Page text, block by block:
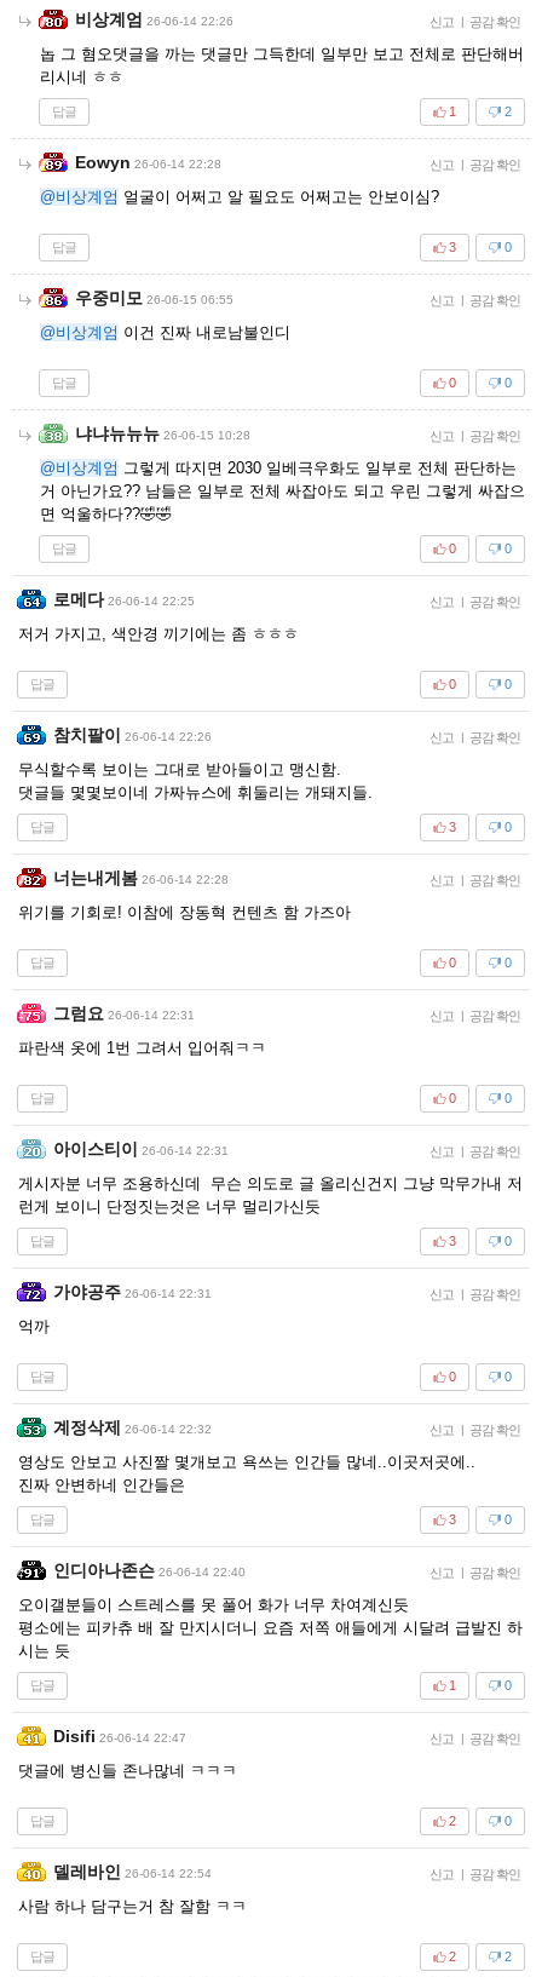
비상계엄 26-06-14 22:26 신고 | 공감 확인
놉 그 혐오댓글을 까는 댓글만 그득한데 일부만 보고 전체로 판단해버
리시네 ㅎㅎ
답글 2
1
Eowyn 26-06-14 22:28 신고 | 공감 확인
@비상계엄 얼굴이 어쩌고 알 필요도 어쩌고는 안보이심?
답글 0
3
우중미모 26-06-15 06:55 신고 | 공감 확인
@비상계엄 이건 진짜 내로남불인디
답글 0
0
냐냐뉴뉴뉴 26-06-15 10:28 신고 | 공감 확인
@비상계엄 그렇게 따지면 2030 일베극우화도 일부로 전체 판단하는
거 아닌가요?? 남들은 일부로 전체 싸잡아도 되고 우린 그렇게 싸잡으
면 억울하다??🤣🤣
답글 0
0
로메다 26-06-14 22:25 신고 | 공감 확인
저거 가지고, 색안경 끼기에는 좀 ㅎㅎㅎ
답글 0
0
참치팔이 26-06-14 22:26 신고 | 공감 확인
무식할수록 보이는 그대로 받아들이고 맹신함.
댓글들 몇몇보이네 가짜뉴스에 휘둘리는 개돼지들.
답글 0
3
너는내게봄 26-06-14 22:28 신고 | 공감 확인
위기를 기회로! 이참에 장동혁 컨텐츠 함 가즈아
답글 0
0
그럼요 26-06-14 22:31 신고 | 공감 확인
파란색 옷에 1번 그려서 입어줘ㅋㅋ
답글 0
0
아이스티이 26-06-14 22:31 신고 | 공감 확인
게시자분 너무 조용하신데 무슨 의도로 글 올리신건지 그냥 막무가내 저
런게 보이니 단정짓는것은 너무 멀리가신듯
답글 0
3
가야공주 26-06-14 22:31 신고 | 공감 확인
억까
답글 0
0
계정삭제 26-06-14 22:32 신고 | 공감 확인
영상도 안보고 사진짤 몇개보고 욕쓰는 인간들 많네..이곳저곳에..
진짜 안변하네 인간들은
답글 0
3
인디아나존슨 26-06-14 22:40 신고 | 공감 확인
오이갤분들이 스트레스를 못 풀어 화가 너무 차여계신듯
평소에는 피카츄 배 잘 만지시더니 요즘 저쪽 애들에게 시달려 급발진 하
시는 듯
답글 0
1
Disifi 26-06-14 22:47 신고 | 공감 확인
댓글에 병신들 존나많네 ㅋㅋㅋ
답글 0
2
델레바인 26-06-14 22:54 신고 | 공감 확인
사람 하나 담구는거 참 잘함 ㅋㅋ
답글 2
2